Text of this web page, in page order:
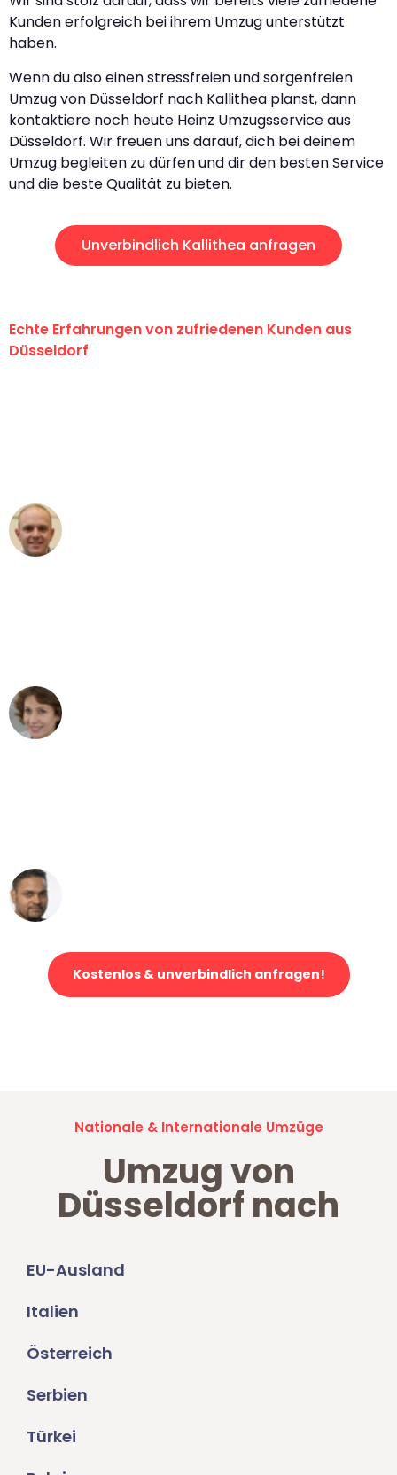
Kunden erfolgreich bei ihrem Umzug unterstützt
haben.
Wenn du also einen stressfreien und sorgenfreien
Umzug von Düsseldorf nach Kallithea planst, dann
kontaktiere noch heute Heinz Umzugsservice aus
Düsseldorf. Wir freuen uns darauf, dich bei deinem
Umzug begleiten zu dürfen und dir den besten Service
und die beste Qualität zu bieten.
Unverbindlich Kallithea anfragen
Echte Erfahrungen von zufriedenen Kunden aus
Düsseldorf
Kostenlos & unverbindlich anfragen!
Nationale & Internationale Umzüge
Umzug von
Düsseldorf nach
EU-Ausland
Italien
Österreich
Serbien
Türkei